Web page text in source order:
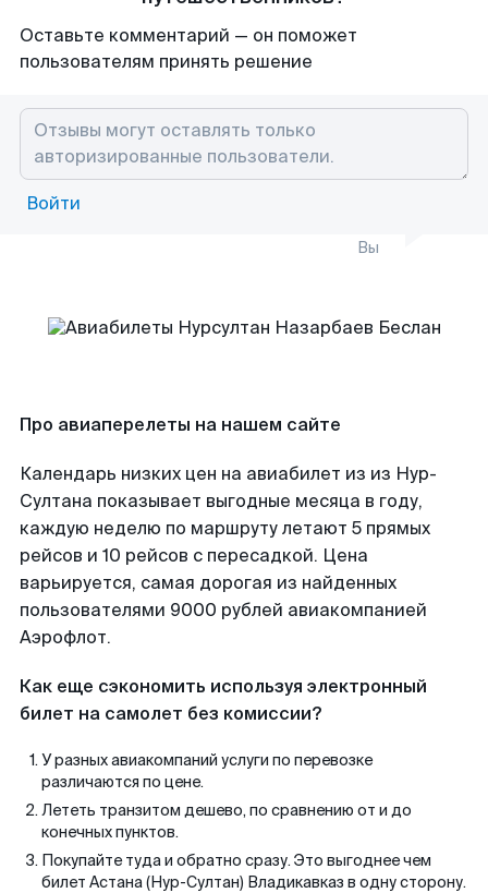
Оставьте комментарий — он поможет
пользователям принять решение
Войти
Вы
Про авиаперелеты на нашем сайте
Календарь низких цен на авиабилет из из Нур-
Султана показывает выгодные месяца в году,
каждую неделю по маршруту летают 5 прямых
рейсов и 10 рейсов с пересадкой. Цена
варьируется, самая дорогая из найденных
пользователями 9000 рублей авиакомпанией
Аэрофлот.
Как еще сэкономить используя электронный
билет на самолет без комиссии?
У разных авиакомпаний услуги по перевозке
различаются по цене.
Лететь транзитом дешево, по сравнению от и до
конечных пунктов.
Покупайте туда и обратно сразу. Это выгоднее чем
билет Астана (Нур-Султан) Владикавказ в одну сторону.